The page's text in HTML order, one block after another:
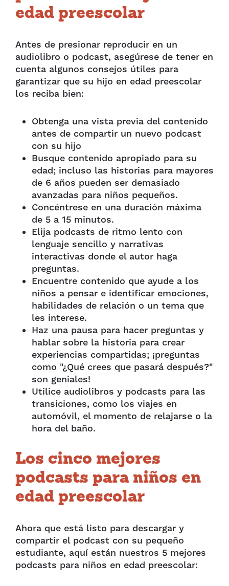
edad preescolar
Antes de presionar reproducir en un
audiolibro o podcast, asegúrese de tener en
cuenta algunos consejos útiles para
garantizar que su hijo en edad preescolar
los reciba bien:
Obtenga una vista previa del contenido
antes de compartir un nuevo podcast
con su hijo
Busque contenido apropiado para su
edad; incluso las historias para mayores
de 6 años pueden ser demasiado
avanzadas para niños pequeños.
Concéntrese en una duración máxima
de 5 a 15 minutos.
Elija podcasts de ritmo lento con
lenguaje sencillo y narrativas
interactivas donde el autor haga
preguntas.
Encuentre contenido que ayude a los
niños a pensar e identificar emociones,
habilidades de relación o un tema que
les interese.
Haz una pausa para hacer preguntas y
hablar sobre la historia para crear
experiencias compartidas; ¡preguntas
como "¿Qué crees que pasará después?"
son geniales!
Utilice audiolibros y podcasts para las
transiciones, como los viajes en
automóvil, el momento de relajarse o la
hora del baño.
Los cinco mejores
podcasts para niños en
edad preescolar
Ahora que está listo para descargar y
compartir el podcast con su pequeño
estudiante, aquí están nuestros 5 mejores
podcasts para niños en edad preescolar: